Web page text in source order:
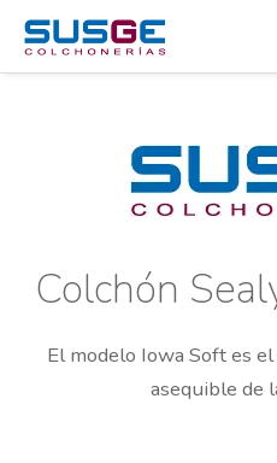
Colchón
El modelo Iowa Soft es
asequible de